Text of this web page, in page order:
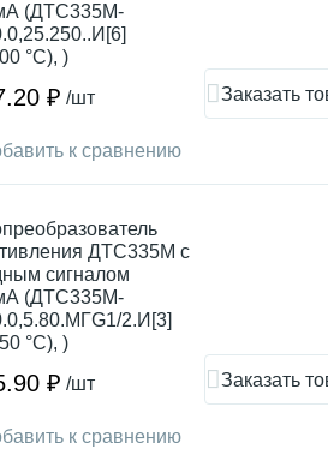
к сравнению
(ДТС335М-
°С), )
₽ /шт Заказать
к сравнению
ДТC335М с
сигналом
(ДТС335М-
2.И[3]
°С), )
₽ /шт Заказать